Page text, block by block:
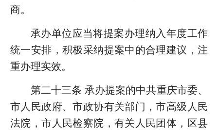
商。
承办单位应当将提案办理纳入年度工作
统一安排，积极采纳提案中的合理建议，注
重办理实效。
第二十三条 承办提案的中共重庆市委、
市人民政府、市政协有关部门，市高级人民
法院，市人民检察院，有关人民团体，区县